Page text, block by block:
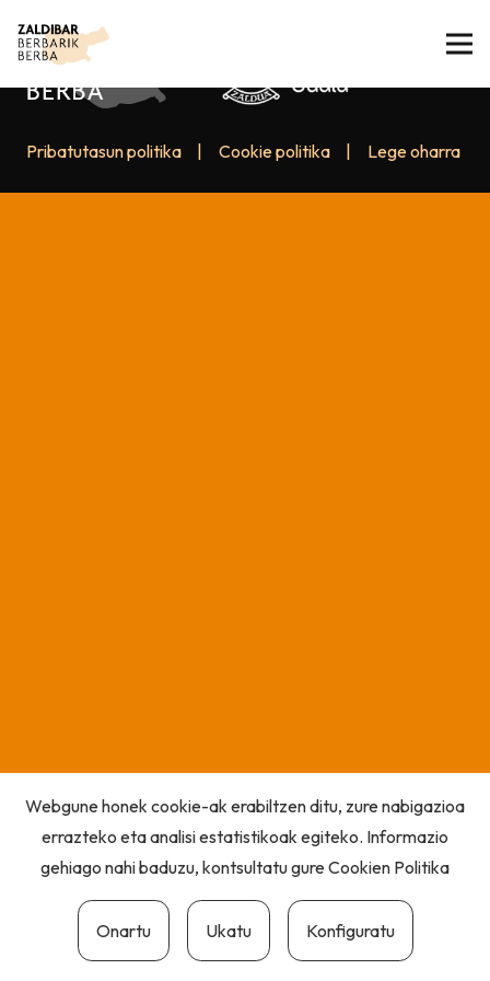
Pribatutasun politika Cookie politika Lege oharra
Webgune honek cookie-ak erabiltzen ditu, zure nabigazioa
errazteko eta analisi estatistikoak egiteko. Informazio
gehiago nahi baduzu, kontsultatu gureCookien Politika
Onartu Ukatu Konfiguratu